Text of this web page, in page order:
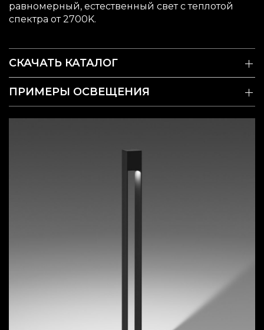
равномерный, естественный свет с теплотой
спектра от 2700K.
СКАЧАТЬ КАТАЛОГ
ПРИМЕРЫ ОСВЕЩЕНИЯ